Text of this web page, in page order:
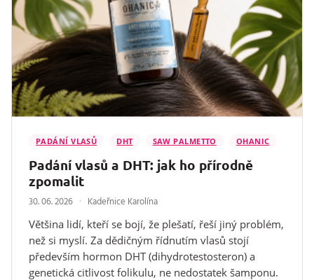
PADÁNÍ VLASŮ DHT SAW PALMETTO OHANIC
Padání vlasů a DHT: jak ho přírodně
zpomalit
30. 06. 2026 Kadeřnice Karolína
Většina lidí, kteří se bojí, že plešatí, řeší jiný problém,
než si myslí. Za dědičným řídnutím vlasů stojí
především hormon DHT (dihydrotestosteron) a
genetická citlivost folikulu, ne nedostatek šamponu.